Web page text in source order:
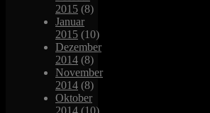
2015 (8)
Januar
2015 (10)
Dezember
2014 (8)
November
2014 (8)
Oktober
2014 (10)